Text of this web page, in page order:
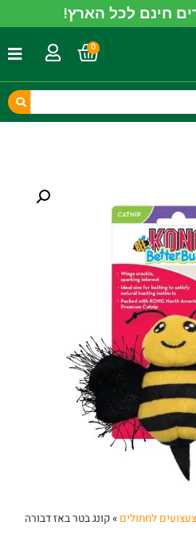
חינם לכל הארץ!
0
צעצועים לחתולים »קונג בטר באז דבורה